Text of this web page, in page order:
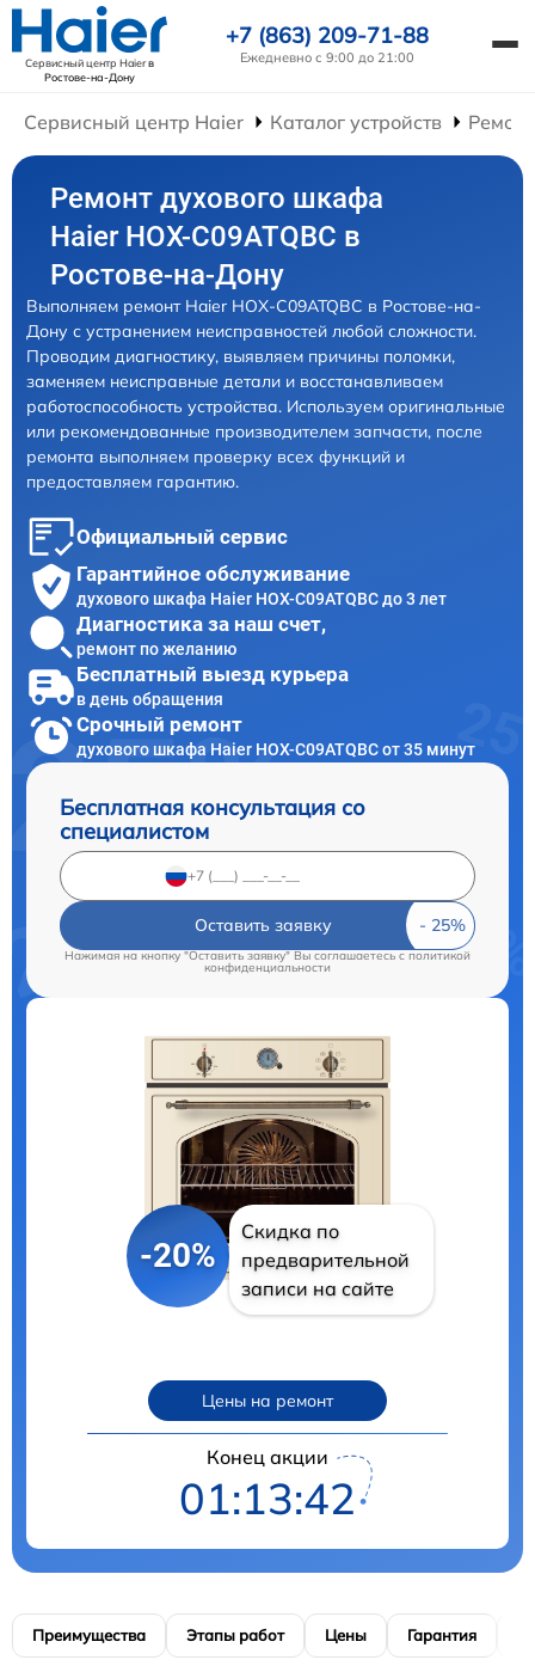
Сервисный центр Haierв
Ростове-на-Дону
+7 (863) 209-71-88
Ежедневно с 9:00 до 21:00
Сервисный центр Haier Каталог устройств
Ремонт духового шкафа
Haier HOX-C09ATQBC в
Ростове-на-Дону
Выполняем ремонт Haier HOX-C09ATQBC в Ростове-на-
Дону с устранением неисправностей любой сложности.
Проводим диагностику, выявляем причины поломки,
заменяем неисправные детали и восстанавливаем
работоспособность устройства. Используем оригинальные
или рекомендованные производителем запчасти, после
ремонта выполняем проверку всех функций и
предоставляем гарантию.
Официальный сервис
Гарантийное обслуживание
духового шкафа Haier HOX-C09ATQBC до 3 лет
Диагностика за наш счет,
ремонт по желанию
Бесплатный выезд курьера
в день обращения
Срочный ремонт
духового шкафа Haier HOX-C09ATQBC от 35 минут
Бесплатная консультация со
специалистом
Оставить заявку
Нажимая на кнопку "Оставить заявку" Вы соглашаетесь cполитикой
конфиденциальности
-20%
Скидка по
предварительной
записи на сайте
Цены на ремонт
Конец акции
01:13:41
Преимущества Этапы работ Цены Гарантия